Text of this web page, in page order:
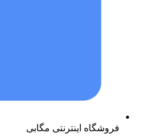
فروشگاه اینترنتی مگابی